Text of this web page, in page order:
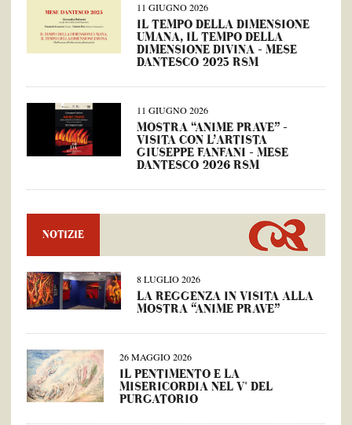
11 GIUGNO 2026
IL TEMPO DELLA DIMENSIONE
UMANA, IL TEMPO DELLA
DIMENSIONE DIVINA – MESE
DANTESCO 2025 RSM
11 GIUGNO 2026
MOSTRA “ANIME PRAVE” –
VISITA CON L’ARTISTA
GIUSEPPE FANFANI – MESE
DANTESCO 2026 RSM
NOTIZIE
8 LUGLIO 2026
LA REGGENZA IN VISITA ALLA
MOSTRA “ANIME PRAVE”
26 MAGGIO 2026
IL PENTIMENTO E LA
MISERICORDIA NEL V° DEL
PURGATORIO